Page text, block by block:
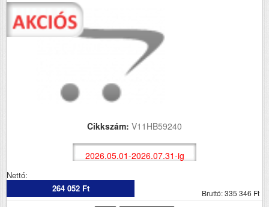
Cikkszám: V11HB59240
2026.05.01-2026.07.31-ig
Nettó:
264 052 Ft
Bruttó: 335 346 Ft